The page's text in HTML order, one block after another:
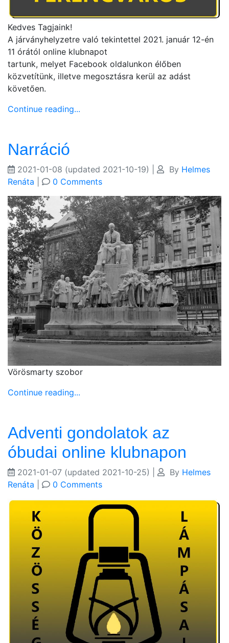
Kedves Tagjaink!
A járványhelyzetre való tekintettel 2021. január 12-én
11 órától online klubnapot
tartunk, melyet Facebook oldalunkon élőben
közvetítünk, illetve megosztásra kerül az adást
követően.
Continue reading...
Narráció
2021-01-08 (updated 2021-10-19) By Helmes
Renáta
0 Comments
Vörösmarty szobor
Continue reading...
Adventi gondolatok az
óbudai online klubnapon
2021-01-07 (updated 2021-10-25) By Helmes
Renáta
0 Comments